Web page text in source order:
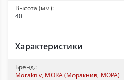
Высота (мм):
40
Характеристики
Бренд.:
Morakniv, MORA (Моракнив, МОРА)